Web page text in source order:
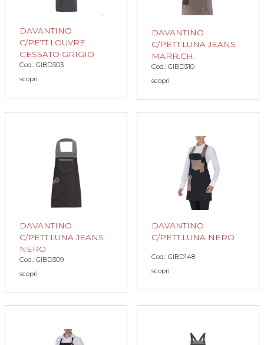
DAVANTINO
C/PETT.LOUVRE
GESSATO GRIGIO
Cod.: GIBD303
scopri
DAVANTINO
C/PETT.LUNA JEANS
MARR.CH.
Cod.: GIBD310
scopri
DAVANTINO
C/PETT.LUNA JEANS
NERO
Cod.: GIBD309
scopri
DAVANTINO
C/PETT.LUNA NERO
Cod.: GIBD148
scopri